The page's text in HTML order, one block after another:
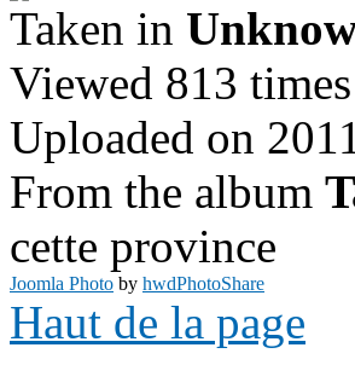
Taken in
Viewed 813 times
Uploaded on
From the album
cette province
Joomla Photo by hwdPhotoShare
Haut de la page